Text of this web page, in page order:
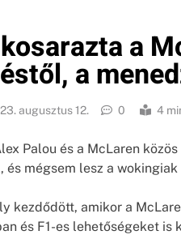
a
a
augusztus 12. 0 4
Palou és a McLaren
és mégsem lesz a wokingiak
kezdődött, amikor a
és F1-es lehetőségeket